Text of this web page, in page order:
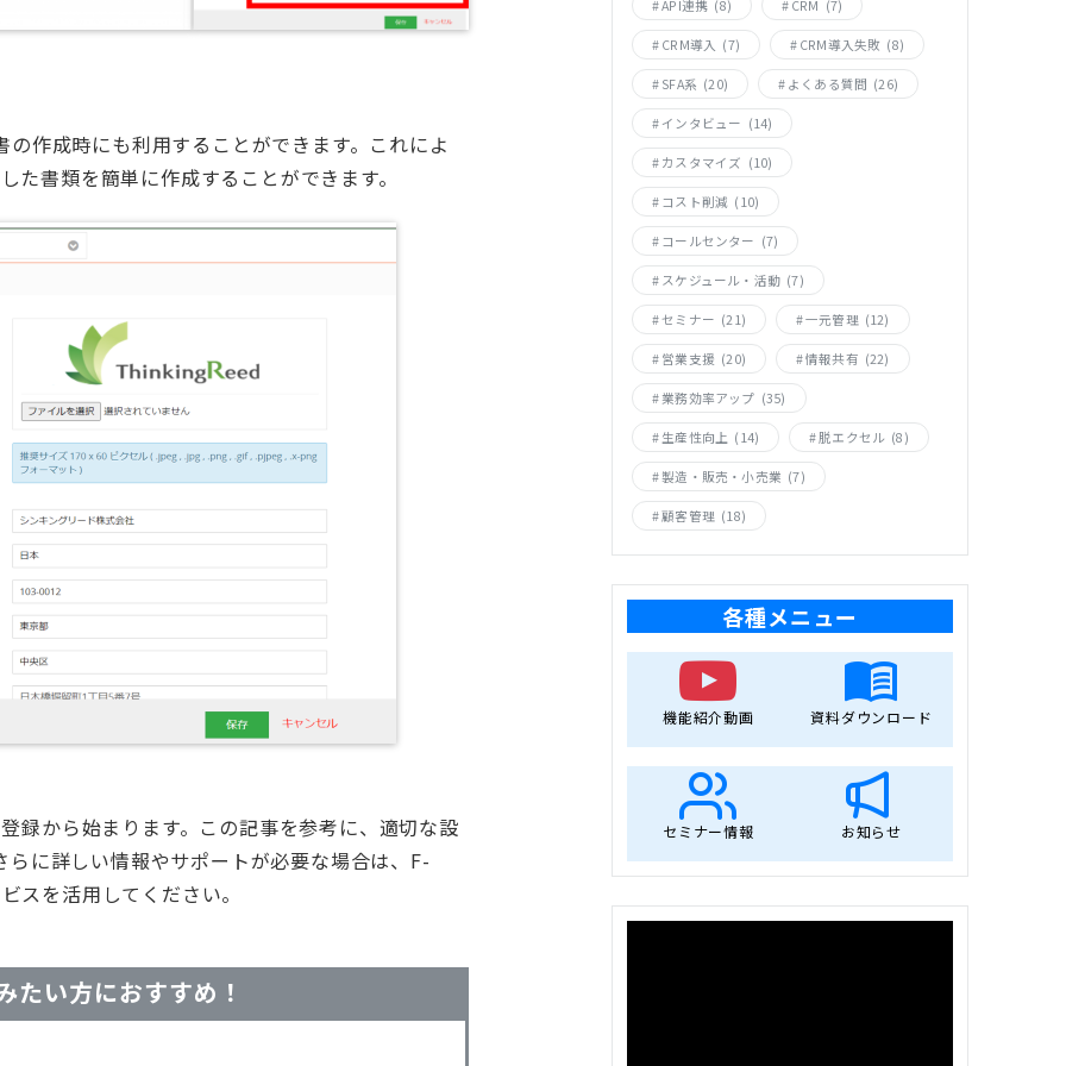
作成時にも利用することができます。これによ
書類を簡単に作成することができます。
録から始まります。この記事を参考に、適切な設
に詳しい情報やサポートが必要な場合は、F-
スを活用してください。
たい方におすすめ！
API連携 (8) CRM (7)
CRM導入 (7) CRM導入失敗 (8)
SFA系 (20) よくある質問 (26)
インタビュー (14)
カスタマイズ (10)
コスト削減 (10)
コールセンター (7)
スケジュール・活動 (7)
セミナー (21) 一元管理 (12)
営業支援 (20) 情報共有 (22)
業務効率アップ (35)
生産性向上 (14) 脱エクセル (8)
製造・販売・小売業 (7)
顧客管理 (18)
各種メニュー
機能紹介動画 資料ダウンロード
セミナー情報 お知らせ